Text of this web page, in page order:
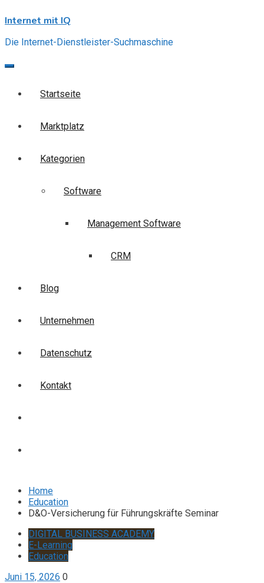
to
Internet mit IQ
Die Internet-Dienstleister-Suchmaschine
Startseite
Marktplatz
Kategorien
Software
Management Software
CRM
Blog
Unternehmen
Datenschutz
Kontakt
Home
Education
D&O-Versicherung für Führungskräfte Seminar
DIGITAL BUSINESS ACADEMY
E-Learning
Education
Juni 15, 2026 0